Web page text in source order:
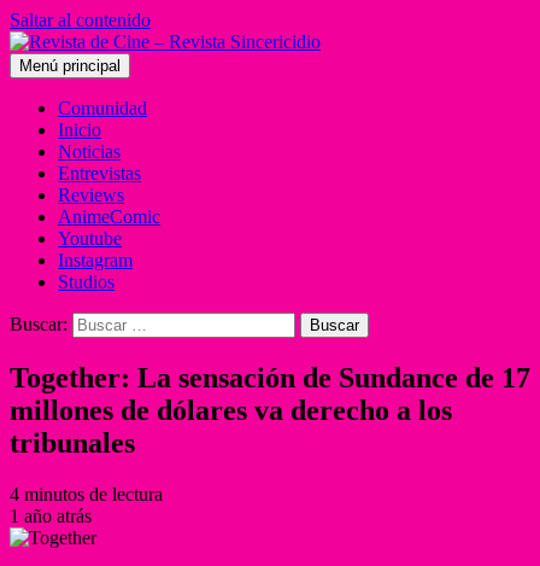
Saltar al contenido
Menú principal
Comunidad
Inicio
Noticias
Entrevistas
Reviews
AnimeComic
Youtube
Instagram
Studios
Buscar:
Together: La sensación de Sundance de 17
millones de dólares va derecho a los
tribunales
4 minutos de lectura
1 año atrás